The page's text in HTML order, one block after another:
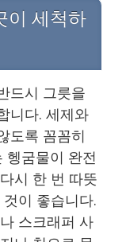
이 세척하
드시 그릇을
니다. 세제와
도록 꼼꼼히
헹굼물이 완전
시 한 번 따뜻
이 좋습니다.
스크래퍼 사